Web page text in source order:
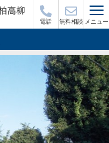
電話 無料相談 メニュー